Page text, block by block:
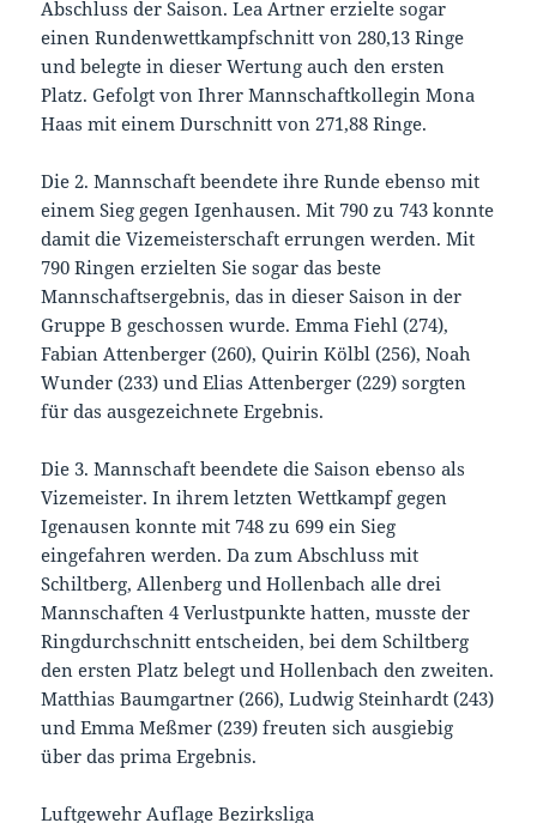
Abschluss der Saison. Lea Artner erzielte sogar
einen Rundenwettkampfschnitt von 280,13 Ringe
und belegte in dieser Wertung auch den ersten
Platz. Gefolgt von Ihrer Mannschaftkollegin Mona
Haas mit einem Durschnitt von 271,88 Ringe.
Die 2. Mannschaft beendete ihre Runde ebenso mit
einem Sieg gegen Igenhausen. Mit 790 zu 743 konnte
damit die Vizemeisterschaft errungen werden. Mit
790 Ringen erzielten Sie sogar das beste
Mannschaftsergebnis, das in dieser Saison in der
Gruppe B geschossen wurde. Emma Fiehl (274),
Fabian Attenberger (260), Quirin Kölbl (256), Noah
Wunder (233) und Elias Attenberger (229) sorgten
für das ausgezeichnete Ergebnis.
Die 3. Mannschaft beendete die Saison ebenso als
Vizemeister. In ihrem letzten Wettkampf gegen
Igenausen konnte mit 748 zu 699 ein Sieg
eingefahren werden. Da zum Abschluss mit
Schiltberg, Allenberg und Hollenbach alle drei
Mannschaften 4 Verlustpunkte hatten, musste der
Ringdurchschnitt entscheiden, bei dem Schiltberg
den ersten Platz belegt und Hollenbach den zweiten.
Matthias Baumgartner (266), Ludwig Steinhardt (243)
und Emma Meßmer (239) freuten sich ausgiebig
über das prima Ergebnis.
Luftgewehr Auflage Bezirksliga